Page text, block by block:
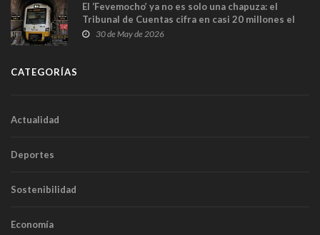
El ‘Fevemocho’ ya no es solo una chapuza: el
Tribunal de Cuentas cifra en casi 20 millones el
sobrecoste de los trenes que no cabían por los
30 de May de 2026
CATEGORÍAS
Actualidad
Deportes
Sostenibilidad
Economía